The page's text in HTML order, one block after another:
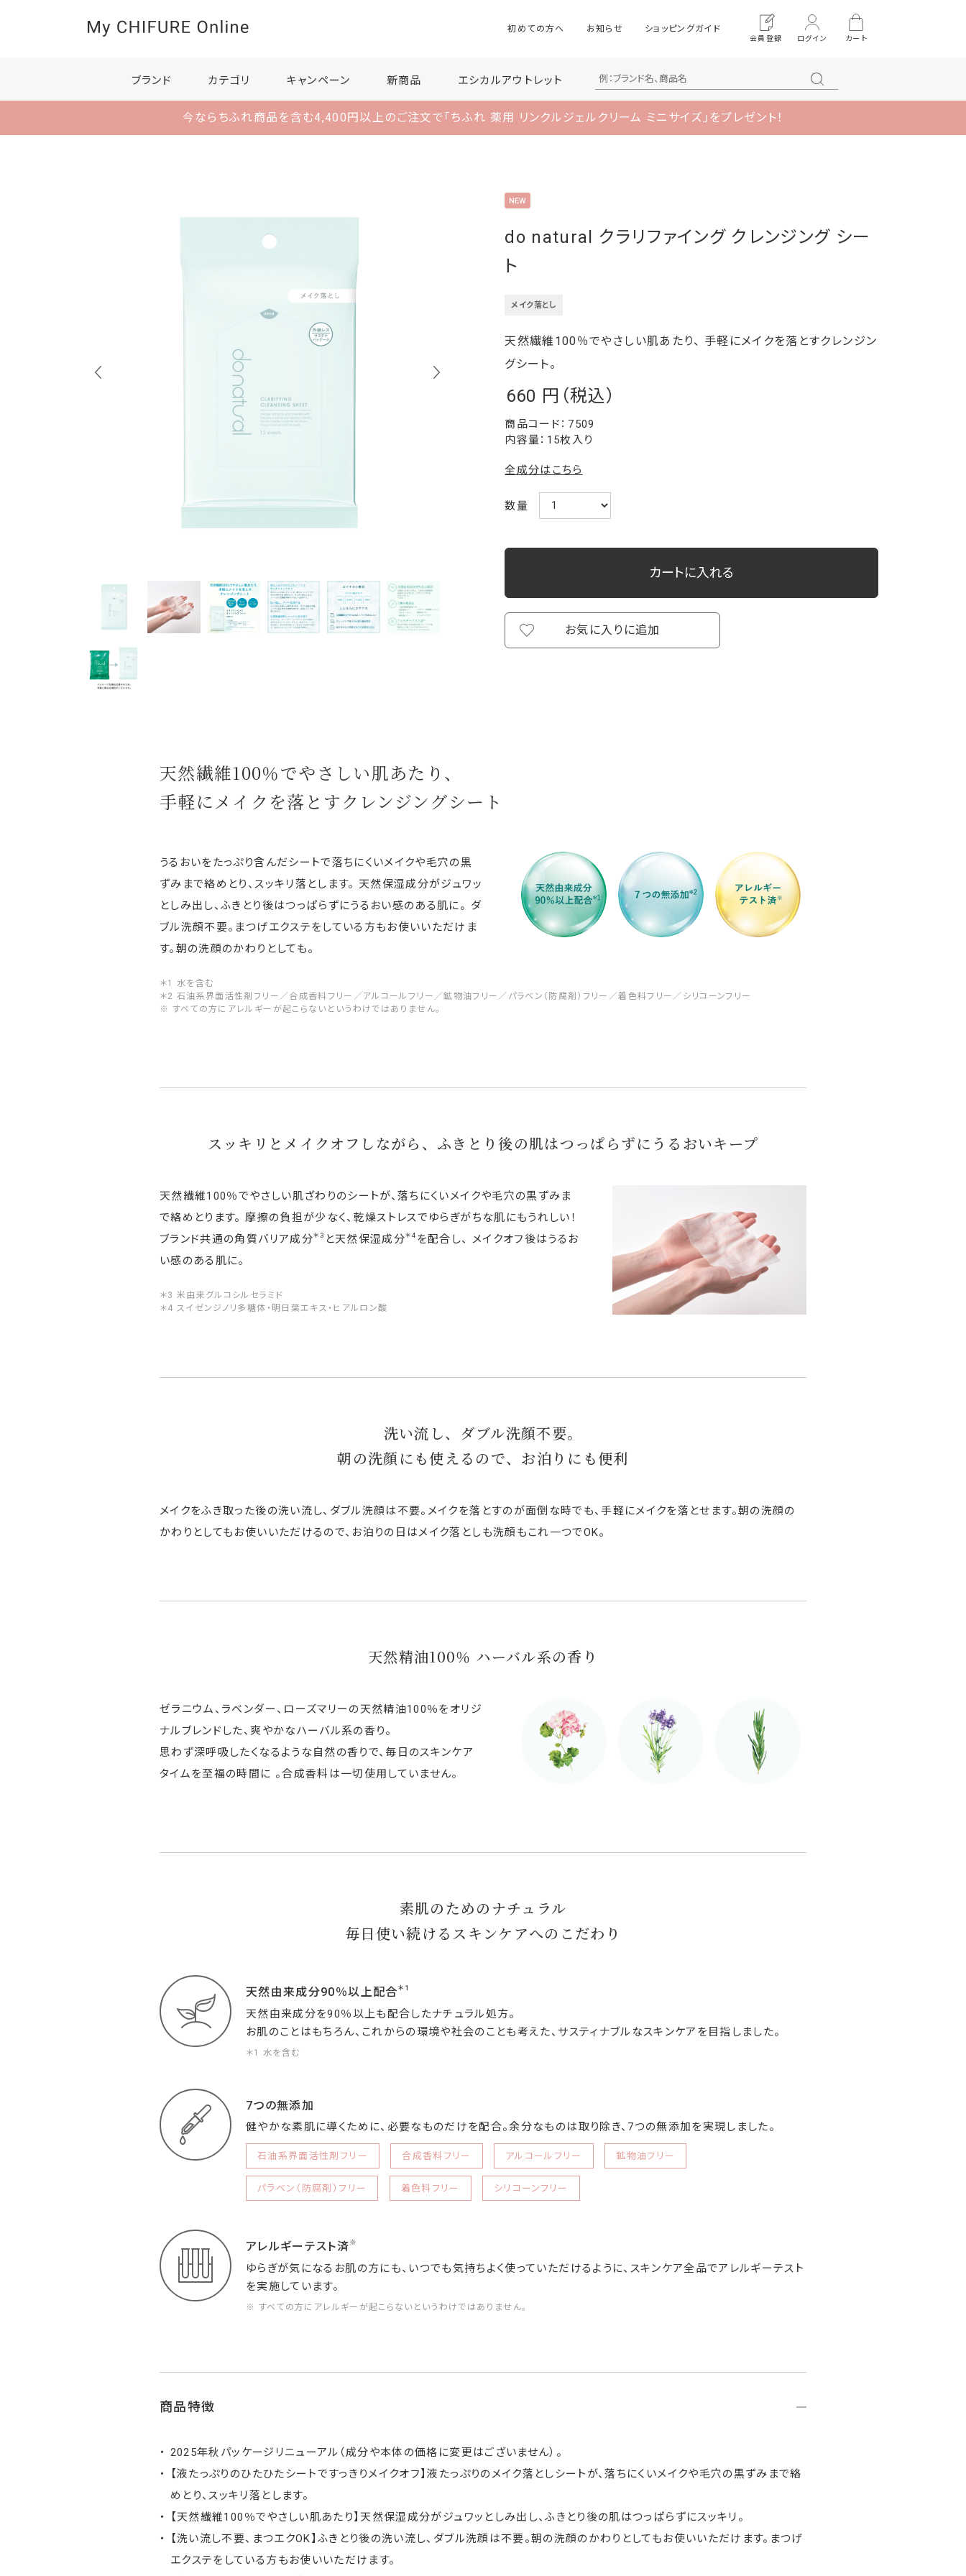
初めての方へ お知らせ ショッピングガイド
会員登録 ログイン カート
ブランド カテゴリ キャンペーン 新商品 エシカルアウトレット
今ならちふれ商品を含む4,400円以上のご注文で 「ちふれ 薬用 リンクルジェルクリーム ミニサイズ」をプレゼント！
メイク落とし
do natural クラリファイング クレンジング シー
ト
660
7509
天然繊維100％でやさしい肌あたり、 手軽にメイクを落とすクレンジン
グシート。
内容量：15枚入り
全成分はこちら
数量
カートに入れる
お気に入りに追加
天然繊維100％でやさしい肌あたり、
手軽にメイクを落とすクレンジングシート
うるおいをたっぷり含んだシートで落ちにくいメイクや毛穴の黒
ずみまで絡めとり、スッキリ落とします。 天然保湿成分がジュワッ
としみ出し、ふきとり後はつっぱらずにうるおい感のある肌に。 ダ
ブル洗顔不要。まつげエクステをしている方もお使いいただけま
す。朝の洗顔のかわりとしても。
＊1 水を含む
＊2 石油系界面活性剤フリー／合成香料フリー／アルコールフリー／鉱物油フリー／パラベン（防腐剤）フリー／着色料フリー／シリコーンフリー
※ すべての方にアレルギーが起こらないというわけではありません。
スッキリとメイクオフしながら、ふきとり後の肌はつっぱらずにうるおいキープ
天然繊維100％でやさしい肌ざわりのシートが、落ちにくいメイクや毛穴の黒ずみま
で絡めとります。 摩擦の負担が少なく、乾燥ストレスでゆらぎがちな肌にもうれしい！
ブランド共通の角質バリア成分＊3 と天然保湿成分＊4 を配合し、 メイクオフ後はうるお
い感のある肌に。
＊3 米由来グルコシルセラミド
＊4 スイゼンジノリ多糖体・明日葉エキス・ヒアルロン酸
洗い流し、ダブル洗顔不要。
朝の洗顔にも使えるので、お泊りにも便利
メイクをふき取った後の洗い流し、ダブル洗顔は不要。メイクを落とすのが面倒な時でも、手軽にメイクを落とせます。朝の洗顔の
かわりとしてもお使いいただけるので、お泊りの日はメイク落としも洗顔もこれ一つでOK。
天然精油100％ ハーバル系の香り
ゼラニウム、ラベンダー、ローズマリーの天然精油100％をオリジ
ナルブレンドした、爽やかなハーバル系の香り。
思わず深呼吸したくなるような自然の香りで、毎日のスキンケア
タイムを至福の時間に 。合成香料は一切使用していません。
素肌のためのナチュラル
毎日使い続けるスキンケアへのこだわり
天然由来成分90％以上配合＊1
天然由来成分を90％以上も配合したナチュラル処方。
お肌のことはもちろん、これからの環境や社会のことも考えた、サスティナブルなスキンケアを目指しました。
＊1 水を含む
7つの無添加
健やかな素肌に導くために、必要なものだけを配合。余分なものは取り除き、7つの無添加を実現しました。
石油系界面活性剤フリー 合成香料フリー アルコールフリー 鉱物油フリー
パラベン（防腐剤）フリー 着色料フリー シリコーンフリー
アレルギーテスト済※
ゆらぎが気になるお肌の方にも、いつでも気持ちよく使っていただけるように、スキンケア全品でアレルギーテスト
を実施しています。
※ すべての方にアレルギーが起こらないというわけではありません。
商品特徴
2025年秋パッケージリニューアル（成分や本体の価格に変更はございません）。
【液たっぷりのひたひたシートですっきりメイクオフ】液たっぷりのメイク落としシートが、落ちにくいメイクや毛穴の黒ずみまで絡
めとり、スッキリ落とします。
【天然繊維100％でやさしい肌あたり】天然保湿成分がジュワッとしみ出し、ふきとり後の肌はつっぱらずにスッキリ。
【洗い流し不要、まつエクOK】ふきとり後の洗い流し、ダブル洗顔は不要。朝の洗顔のかわりとしてもお使いいただけます。まつげ
エクステをしている方もお使いいただけます。